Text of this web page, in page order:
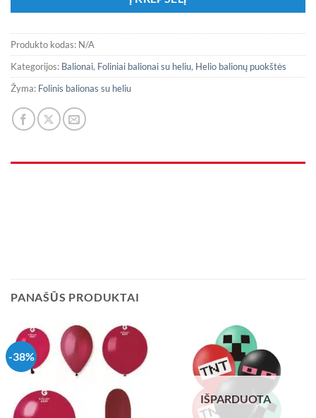
Produkto kodas: N/A
Kategorijos: Balionai, Foliniai balionai su heliu, Helio balionų puokštės
Žyma: Folinis balionas su heliu
PANAŠŪS PRODUKTAI
-38%
IŠPARDUOTA